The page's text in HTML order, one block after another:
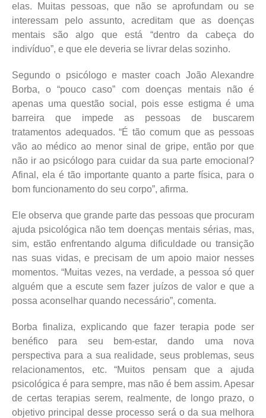
elas. Muitas pessoas, que não se aprofundam ou se
interessam pelo assunto, acreditam que as doenças
mentais são algo que está “dentro da cabeça do
indivíduo”, e que ele deveria se livrar delas sozinho.
Segundo o psicólogo e master coach João Alexandre
Borba, o “pouco caso” com doenças mentais não é
apenas uma questão social, pois esse estigma é uma
barreira que impede as pessoas de buscarem
tratamentos adequados. “É tão comum que as pessoas
vão ao médico ao menor sinal de gripe, então por que
não ir ao psicólogo para cuidar da sua parte emocional?
Afinal, ela é tão importante quanto a parte física, para o
bom funcionamento do seu corpo”, afirma.
Ele observa que grande parte das pessoas que procuram
ajuda psicológica não tem doenças mentais sérias, mas,
sim, estão enfrentando alguma dificuldade ou transição
nas suas vidas, e precisam de um apoio maior nesses
momentos. “Muitas vezes, na verdade, a pessoa só quer
alguém que a escute sem fazer juízos de valor e que a
possa aconselhar quando necessário”, comenta.
Borba finaliza, explicando que fazer terapia pode ser
benéfico para seu bem-estar, dando uma nova
perspectiva para a sua realidade, seus problemas, seus
relacionamentos, etc. “Muitos pensam que a ajuda
psicológica é para sempre, mas não é bem assim. Apesar
de certas terapias serem, realmente, de longo prazo, o
objetivo principal desse processo será o da sua melhora